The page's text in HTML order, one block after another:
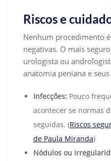
Riscos e
Nenhum procedimento
negativas. O mais
urologista ou
anatomia peniana e
Infecções: Pouco
acontecer se normas
seguidas. (Riscos
de Paula Miranda)
Nódulos ou